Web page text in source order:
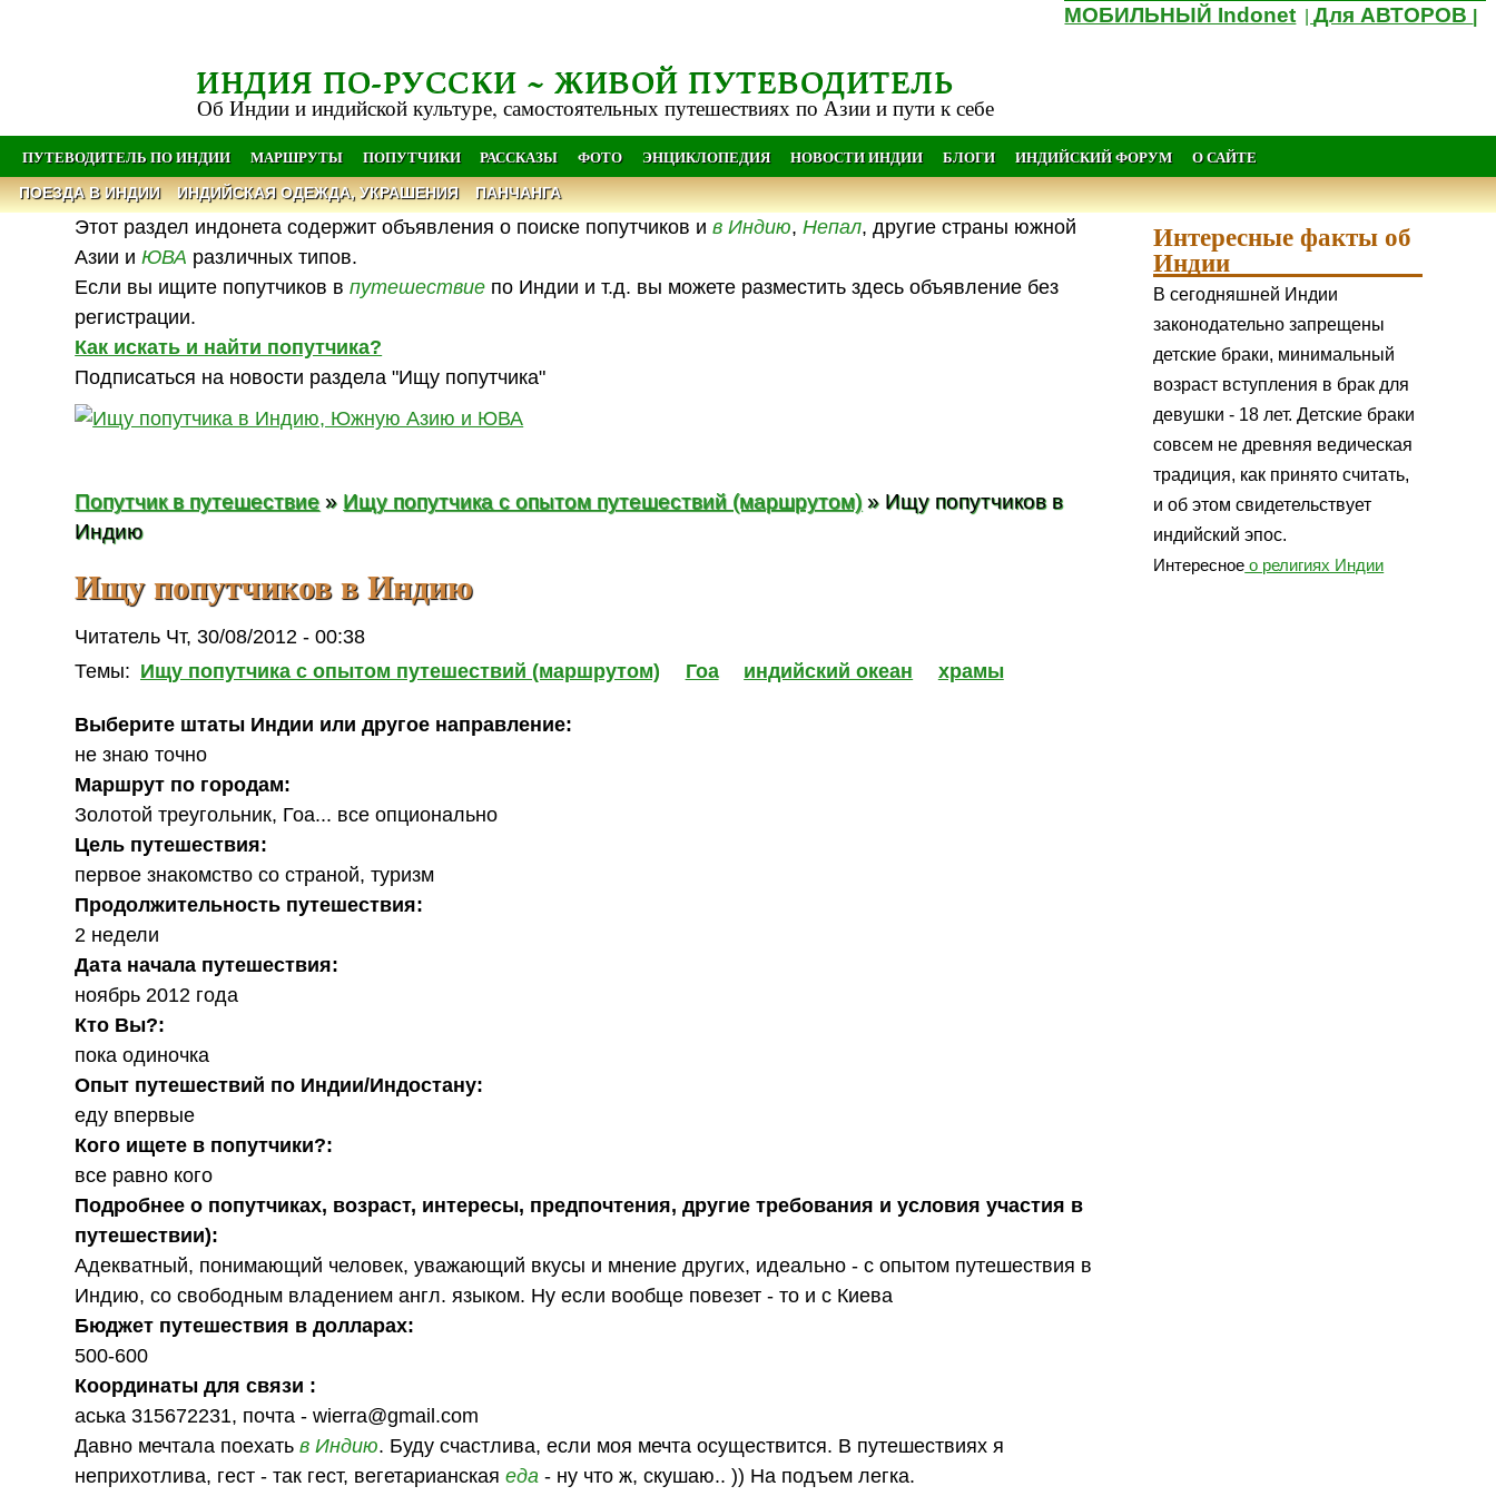
МОБИЛЬНЫЙ Indonet |Для АВТОРОВ
ИНДИЯ ПО-РУССКИ ~ ЖИВОЙ ПУТЕВОДИТЕЛЬ
Об Индии и индийской культуре, самостоятельных путешествиях по Азии и пути к себе
ПУТЕВОДИТЕЛЬ ПО ИНДИИ МАРШРУТЫ ПОПУТЧИКИ РАССКАЗЫ ФОТО ЭНЦИКЛОПЕДИЯ НОВОСТИ ИНДИИ БЛОГИ ИНДИЙСКИЙ ФОРУМ О САЙТЕ
ПОЕЗДА В ИНДИИ ИНДИЙСКАЯ ОДЕЖДА, УКРАШЕНИЯ ПАНЧАНГА
Этот раздел индонета содержит объявления о поиске попутчиков ив Индию,Непал, другие страны южной
Азии иЮВА различных типов.
Если вы ищите попутчиков впутешествие по Индии и т.д. вы можете разместить здесь объявление без
регистрации.
Как искать и найти попутчика?
Подписаться на новости раздела "Ищу попутчика"
Попутчик в путешествие » Ищу попутчика с опытом путешествий (маршрутом)» Ищу попутчиков в
Индию
Ищу попутчиков в Индию
Читатель Чт, 30/08/2012 - 00:38
Темы: Ищу попутчика с опытом путешествий (маршрутом) Гоа индийский океан храмы
Выберите штаты Индии или другое направление:
не знаю точно
Маршрут по городам:
Золотой треугольник, Гоа... все опционально
Цель путешествия:
первое знакомство со страной, туризм
Продолжительность путешествия:
2 недели
Дата начала путешествия:
ноябрь 2012 года
Кто Вы?:
пока одиночка
Опыт путешествий по Индии/Индостану:
еду впервые
Кого ищете в попутчики?:
все равно кого
Подробнее о попутчиках, возраст, интересы, предпочтения, другие требования и условия участия в
путешествии):
Адекватный, понимающий человек, уважающий вкусы и мнение других, идеально - с опытом путешествия в
Индию, со свободным владением англ. языком. Ну если вообще повезет - то и с Киева
Бюджет путешествия в долларах:
500-600
Координаты для связи :
аська 315672231, почта - wierra@gmail.com
Давно мечтала поехатьв Индию. Буду счастлива, если моя мечта осуществится. В путешествиях я
неприхотлива, гест - так гест, вегетарианскаяеда - ну что ж, скушаю.. )) На подъем легка.
Интересные факты об
Индии
В сегодняшней Индии
законодательно запрещены
детские браки, минимальный
возраст вступления в брак для
девушки - 18 лет. Детские браки
совсем не древняя ведическая
традиция, как принято считать,
и об этом свидетельствует
индийский эпос.
Интересное о религиях Индии